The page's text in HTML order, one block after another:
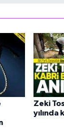
Zeki
yılında